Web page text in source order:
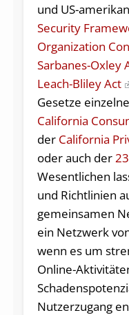
und US-
Security
Organization
Sarbanes-Oxley
Leach-Bliley Act
Gesetze
California
der California
oder auch der
Wesentlichen
und Richtlinien
gemeinsamen
ein Netzwerk
wenn es um
Online-
Nutzerzugang